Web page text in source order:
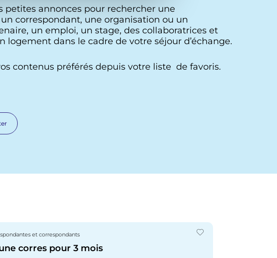
petites annonces pour rechercher une
correspondant, une organisation ou un
un emploi, un stage, des collaboratrices et
logement dans le cadre de votre séjour d’échange.
contenus préférés depuis votre liste de favoris.
et correspondants
corres pour 3 mois